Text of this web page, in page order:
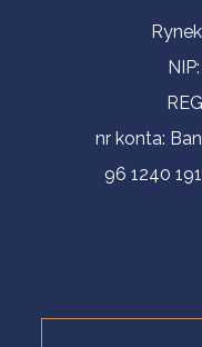
Informacje
nr konta:
96 1240